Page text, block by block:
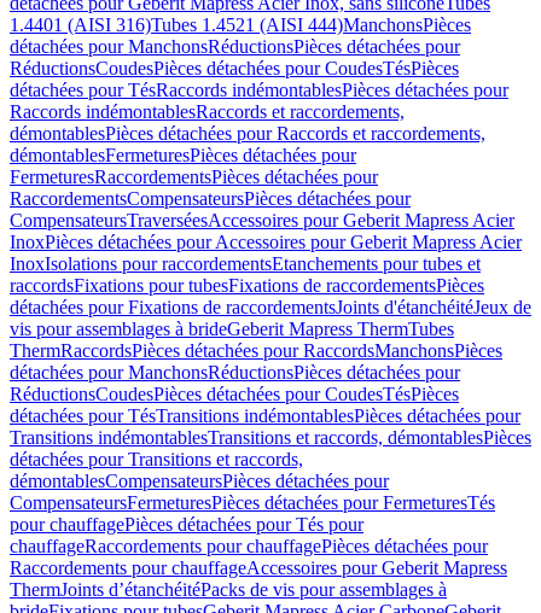
1.4401 (AISI 316)Tubes 1.4521 (AISI 444)ManchonsPièces
détachées pour ManchonsRéductionsPièces détachées pour
RéductionsCoudesPièces détachées pour CoudesTésPièces
détachées pour TésRaccords indémontablesPièces détachées pour
Raccords indémontablesRaccords et raccordements,
démontablesPièces détachées pour Raccords et raccordements,
démontablesFermeturesPièces détachées pour
FermeturesRaccordementsPièces détachées pour
RaccordementsCompensateursPièces détachées pour
CompensateursTraverséesAccessoires pour Geberit Mapress Acier
InoxPièces détachées pour Accessoires pour Geberit Mapress Acier
InoxIsolations pour raccordementsEtanchements pour tubes et
raccordsFixations pour tubesFixations de raccordementsPièces
détachées pour Fixations de raccordementsJoints d'étanchéitéJeux de
vis pour assemblages à brideGeberit Mapress ThermTubes
ThermRaccordsPièces détachées pour RaccordsManchonsPièces
détachées pour ManchonsRéductionsPièces détachées pour
RéductionsCoudesPièces détachées pour CoudesTésPièces
détachées pour TésTransitions indémontablesPièces détachées pour
Transitions indémontablesTransitions et raccords, démontablesPièces
détachées pour Transitions et raccords,
démontablesCompensateursPièces détachées pour
CompensateursFermeturesPièces détachées pour FermeturesTés
pour chauffagePièces détachées pour Tés pour
chauffageRaccordements pour chauffagePièces détachées pour
Raccordements pour chauffageAccessoires pour Geberit Mapress
ThermJoints d’étanchéitéPacks de vis pour assemblages à